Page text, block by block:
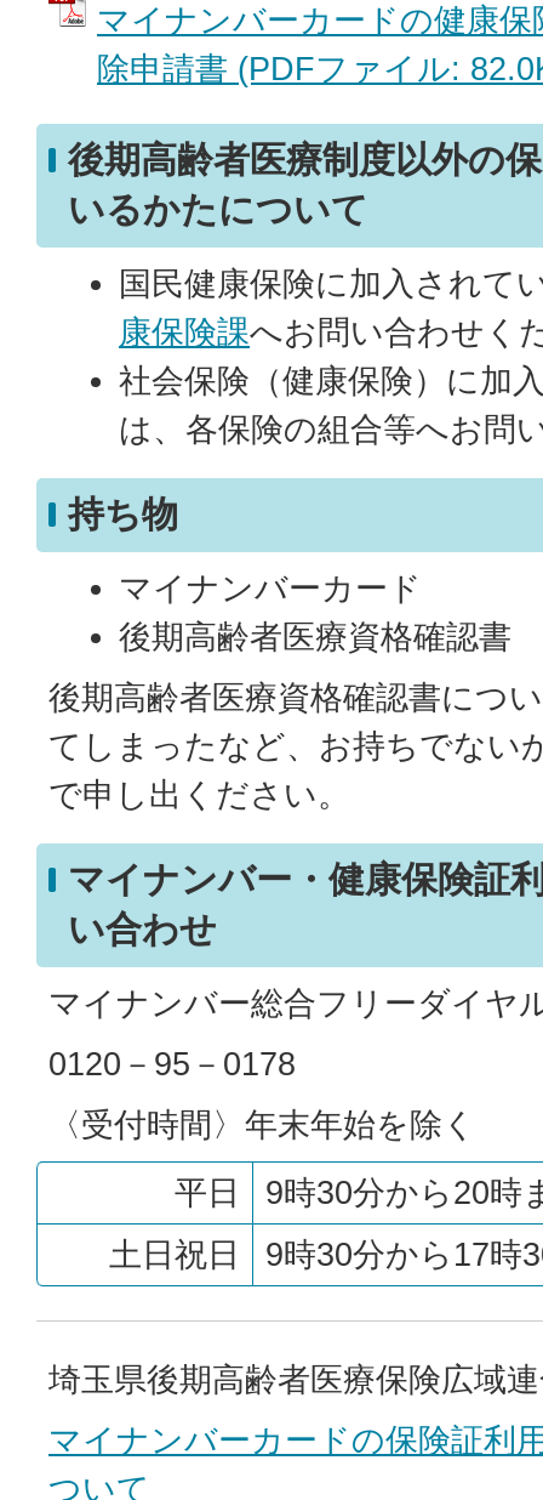
マイナンバーカードの健康
除申請書 (PDFファイル:
後期高齢者医療制度以外の
いるかたについて
国民健康保険に加入されて
康保険課へお問い合わせく
社会保険（健康保険）に加
は、各保険の組合等へお問
持ち物
マイナンバーカード
後期高齢者医療資格確認書
後期高齢者医療資格確認書につ
てしまったなど、お持ちでない
で申し出ください。
マイナンバー・健康保険証
い合わせ
マイナンバー総合フリーダイヤ
0120－95－0178
〈受付時間〉年末年始を除く
平日
9時30分から20時
土日祝日
9時30分から17時
埼玉県後期高齢者医療保険広域
マイナンバーカードの保険証利
ついて